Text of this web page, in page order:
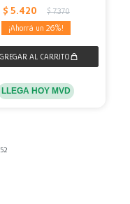
$ 5.420 $ 7.370
26
LLEGA HOY MVD
52